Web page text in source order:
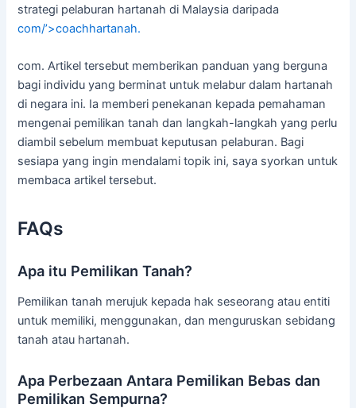
strategi pelaburan hartanah di Malaysia daripada
com/’>coachhartanah.
com. Artikel tersebut memberikan panduan yang berguna
bagi individu yang berminat untuk melabur dalam hartanah
di negara ini. Ia memberi penekanan kepada pemahaman
mengenai pemilikan tanah dan langkah-langkah yang perlu
diambil sebelum membuat keputusan pelaburan. Bagi
sesiapa yang ingin mendalami topik ini, saya syorkan untuk
membaca artikel tersebut.
FAQs
Apa itu Pemilikan Tanah?
Pemilikan tanah merujuk kepada hak seseorang atau entiti
untuk memiliki, menggunakan, dan menguruskan sebidang
tanah atau hartanah.
Apa Perbezaan Antara Pemilikan Bebas dan
Pemilikan Sempurna?